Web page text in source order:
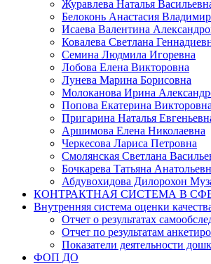
Журавлева Наталья
Белоконь Анастасия
Исаева Валентина
Ковалева Светлана
Семина Людмила Игоревна
Лобова Елена Викторовна
Лунева Марина Борисовна
Молоканова Ирина
Попова Екатерина Викторовна
Пригарина Наталья
Аршимова Елена Николаевна
Черкесова Лариса Петровна
Смолянская Светлана
Бочкарева Татьяна
Абдувохидова Дилорохон
КОНТРАКТНАЯ СИСТЕМА В
Внутренняя система оценки
Отчет о результатах
Отчет по результатам
Показатели деятельности
ФОП ДО